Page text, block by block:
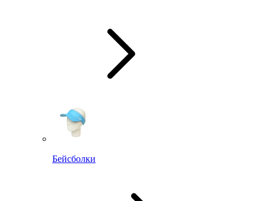
Бейсболки